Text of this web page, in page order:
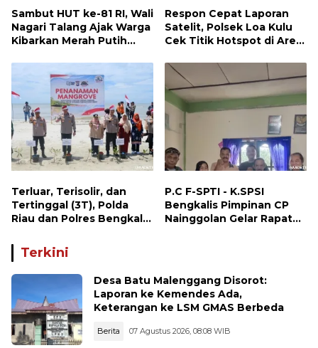
Sambut HUT ke-81 RI, Wali
Nagari Talang Ajak Warga
Kibarkan Merah Putih
Tanah Air
Respon Cepat Laporan
Satelit, Polsek Loa Kulu
Cek Titik Hotspot di Area
Terluar, Terisolir, dan
Tertinggal (3T), Polda
Riau dan Polres Bengkalis
Kesehatan Gratis, hingga
Dialog Kebangsaan di
Rupat
P.C F-SPTI - K.SPSI
Bengkalis Pimpinan CP
Nainggolan Gelar Rapat
Terkini
Desa Batu Malenggang Disorot:
Laporan ke Kemendes Ada,
Keterangan ke LSM GMAS Berbeda
Berita 07 Agustus 2026, 08:08 WIB